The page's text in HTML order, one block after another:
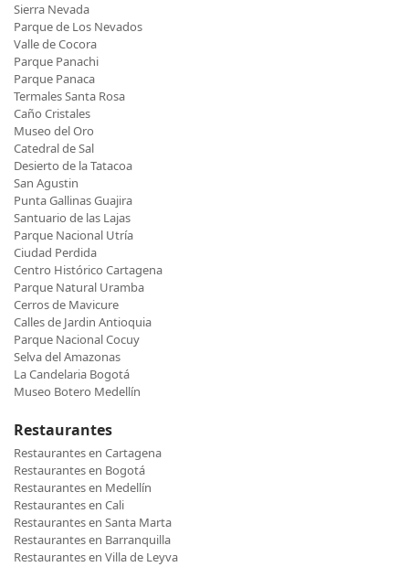
Sierra Nevada
Parque de Los Nevados
Valle de Cocora
Parque Panachi
Parque Panaca
Termales Santa Rosa
Caño Cristales
Museo del Oro
Catedral de Sal
Desierto de la Tatacoa
San Agustin
Punta Gallinas Guajira
Santuario de las Lajas
Parque Nacional Utría
Ciudad Perdida
Centro Histórico Cartagena
Parque Natural Uramba
Cerros de Mavicure
Calles de Jardin Antioquia
Parque Nacional Cocuy
Selva del Amazonas
La Candelaria Bogotá
Museo Botero Medellín
Restaurantes
Restaurantes en Cartagena
Restaurantes en Bogotá
Restaurantes en Medellín
Restaurantes en Cali
Restaurantes en Santa Marta
Restaurantes en Barranquilla
Restaurantes en Villa de Leyva